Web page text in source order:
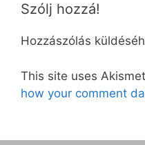
Szólj hozzá!
Hozzászólás
This site uses
how your comment